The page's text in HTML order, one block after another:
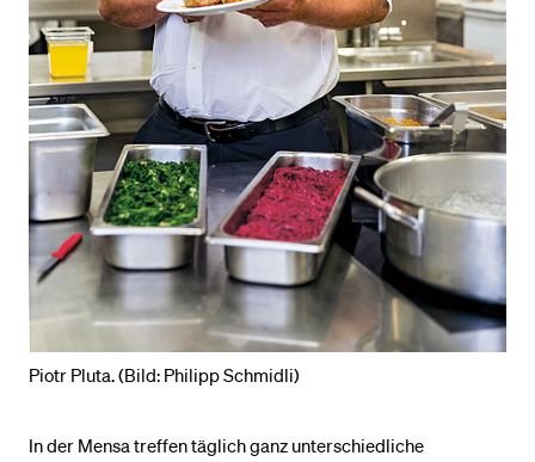
Piotr Pluta. (Bild: Philipp Schmidli)
In der Mensa treffen täglich ganz unterschiedliche